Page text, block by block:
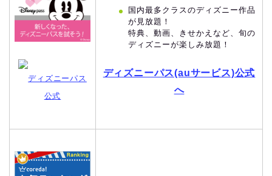
ディズニーパス
公式
国内最多クラスのディズニー作品
が見放題！
特典、動画、きせかえなど、旬の
ディズニーが楽しみ放題！
ディズニーパス(auサービス)公式
へ